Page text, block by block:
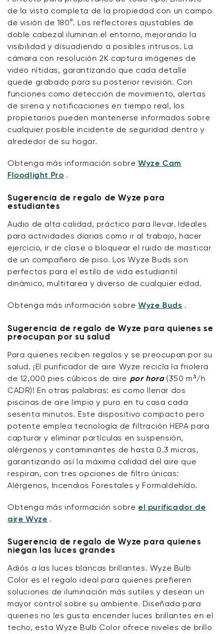
de la vista completa de la propiedad con un campo
de visión de 180°. Los reflectores ajustables de
doble cabezal iluminan el entorno, mejorando la
visibilidad y disuadiendo a posibles intrusos. La
cámara con resolución 2K captura imágenes de
video nítidas, garantizando que cada detalle
quede grabado para su posterior revisión. Con
funciones como detección de movimiento, alertas
de sirena y notificaciones en tiempo real, los
propietarios pueden mantenerse informados sobre
cualquier posible incidente de seguridad dentro y
alrededor de su hogar.
Obtenga más información sobre Wyze Cam
Floodlight Pro .
Sugerencia de regalo de Wyze para
estudiantes
Audio de alta calidad, práctico para llevar. Ideales
para actividades diarias como ir al trabajo, hacer
ejercicio, ir de clase o bloquear el ruido de masticar
de un compañero de piso. Los Wyze Buds son
perfectos para el estilo de vida estudiantil
dinámico, multitarea y diverso de cualquier edad.
Obtenga más información sobre Wyze Buds .
Sugerencia de regalo de Wyze para quienes se
preocupan por su salud
Para quienes reciben regalos y se preocupan por su
salud. ¡El purificador de aire Wyze recicla la friolera
de 12,000 pies cúbicos de aire por hora(350 m³/h
CADR)! En otras palabras: es como llenar dos
piscinas de aire limpio y puro en tu casa cada
sesenta minutos. Este dispositivo compacto pero
potente emplea tecnología de filtración HEPA para
capturar y eliminar partículas en suspensión,
alérgenos y contaminantes de hasta 0.3 micras,
garantizando así la máxima calidad del aire que
respiran, con tres opciones de filtro únicas:
Alérgenos, Incendios Forestales y Formaldehído.
Obtenga más información sobre el purificador de
aire Wyze .
Sugerencia de regalo de Wyze para quienes
niegan las luces grandes
Adiós a las luces blancas brillantes. Wyze Bulb
Color es el regalo ideal para quienes prefieren
soluciones de iluminación más sutiles y desean un
mayor control sobre su ambiente. Diseñada para
quienes no les gusta encender luces brillantes en el
techo, esta Wyze Bulb Color ofrece niveles de brillo